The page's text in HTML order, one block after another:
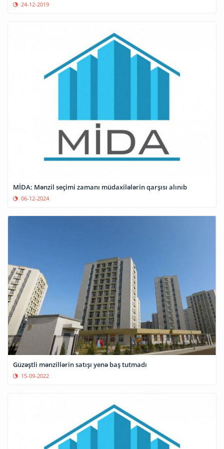
24-12-2019
MİDA: Mənzil seçimi zamanı müdaxilələrin qarşısı alınıb
06-12-2024
Güzəştli mənzillərin satışı yenə baş tutmadı
15-09-2022